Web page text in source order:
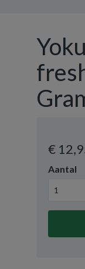
€ 12
Aantal